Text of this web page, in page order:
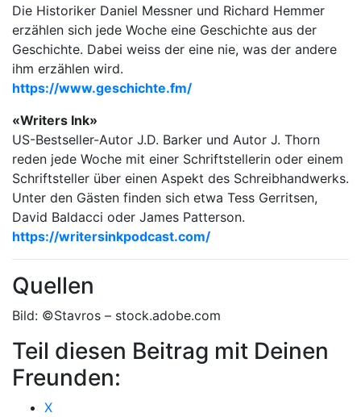
Die Historiker Daniel Messner und Richard Hemmer
erzählen sich jede Woche eine Geschichte aus der
Geschichte. Dabei weiss der eine nie, was der andere
ihm erzählen wird.
https://www.geschichte.fm/
«Writers Ink»
US-Bestseller-Autor J.D. Barker und Autor J. Thorn
reden jede Woche mit einer Schriftstellerin oder einem
Schriftsteller über einen Aspekt des Schreibhandwerks.
Unter den Gästen finden sich etwa Tess Gerritsen,
David Baldacci oder James Patterson.
https://writersinkpodcast.com/
Quellen
Bild: ©Stavros – stock.adobe.com
Teil diesen Beitrag mit Deinen
Freunden:
X